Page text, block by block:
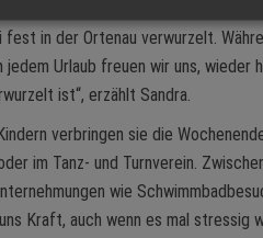
in der Ortenau verwurzelt.
Urlaub freuen wir uns, wieder
ist“, erzählt Sandra.
verbringen sie die
im Tanz- und Turnverein.
wie
Kraft, auch wenn es mal stressig